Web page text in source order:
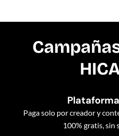
Paga solo por creador y
100% gratis, sin